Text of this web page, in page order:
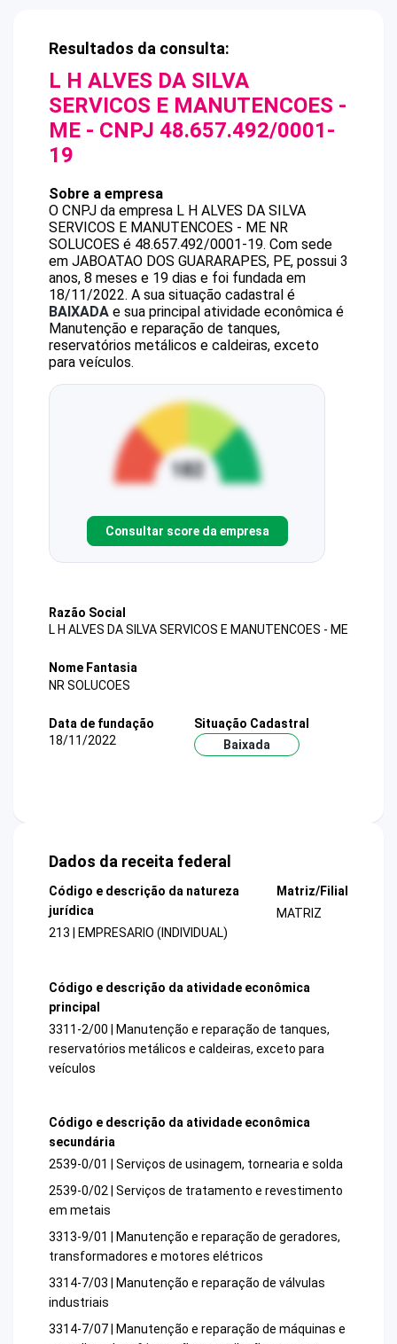
Resultados da consulta:
L H ALVES DA SILVA
SERVICOS E MANUTENCOES -
ME - CNPJ 48.657.492/0001-
19
Sobre a empresa
O CNPJ da empresa L H ALVES DA SILVA
SERVICOS E MANUTENCOES - ME NR
SOLUCOES é 48.657.492/0001-19. Com sede
em JABOATAO DOS GUARARAPES, PE, possui 3
anos, 8 meses e 19 dias e foi fundada em
18/11/2022. A sua situação cadastral é
BAIXADA e sua principal atividade econômica é
Manutenção e reparação de tanques,
reservatórios metálicos e caldeiras, exceto
para veículos.
Consultar score da empresa
Razão Social
L H ALVES DA SILVA SERVICOS E MANUTENCOES - ME
Nome Fantasia
NR SOLUCOES
Data de fundação
18/11/2022
Situação Cadastral
Baixada
Dados da receita federal
Código e descrição da natureza
jurídica
213 | EMPRESARIO (INDIVIDUAL)
Matriz/Filial
MATRIZ
Código e descrição da atividade econômica
principal
3311-2/00 | Manutenção e reparação de tanques,
reservatórios metálicos e caldeiras, exceto para
veículos
Código e descrição da atividade econômica
secundária
2539-0/01 | Serviços de usinagem, tornearia e solda
2539-0/02 | Serviços de tratamento e revestimento
em metais
3313-9/01 | Manutenção e reparação de geradores,
transformadores e motores elétricos
3314-7/03 | Manutenção e reparação de válvulas
industriais
3314-7/07 | Manutenção e reparação de máquinas e